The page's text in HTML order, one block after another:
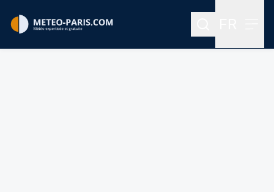
Rechercher